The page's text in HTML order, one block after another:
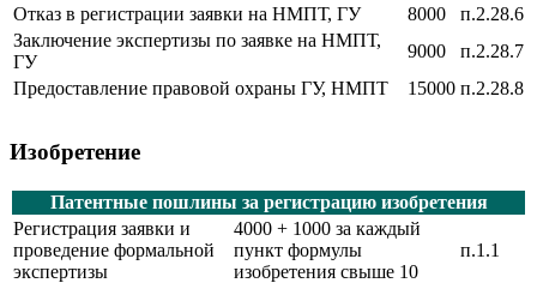
Отказ в регистрации заявки на НМПТ, ГУ
8000
п.2.28.6
Заключение экспертизы по заявке на НМПТ,
ГУ
9000
п.2.28.7
Предоставление правовой охраны ГУ, НМПТ
15000 п.2.28.8
Изобретение
Патентные пошлины за регистрацию изобретения
Регистрация заявки и
проведение формальной
экспертизы
4000 + 1000 за каждый
пункт формулы
изобретения свыше 10
п.1.1